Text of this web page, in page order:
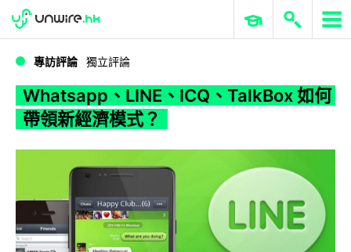
WWDC 2026 ERP 與商業 AI
專訪評論 獨立評論
Whatsapp、LINE、ICQ、TalkBox 如何
帶領新經濟模式？